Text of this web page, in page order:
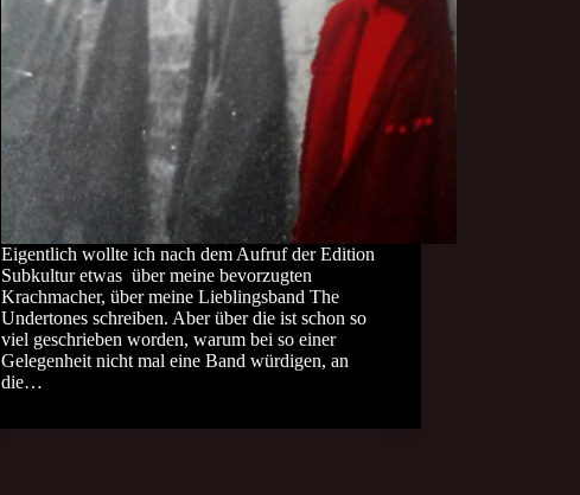
Eigentlich wollte ich nach dem Aufruf der Edition
Subkultur etwas über meine bevorzugten
Krachmacher, über meine Lieblingsband The
Undertones schreiben. Aber über die ist schon so
viel geschrieben worden, warum bei so einer
Gelegenheit nicht mal eine Band würdigen, an
die…